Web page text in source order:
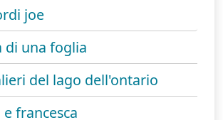
joe
di una foglia
del lago dell'ontario
e francesca